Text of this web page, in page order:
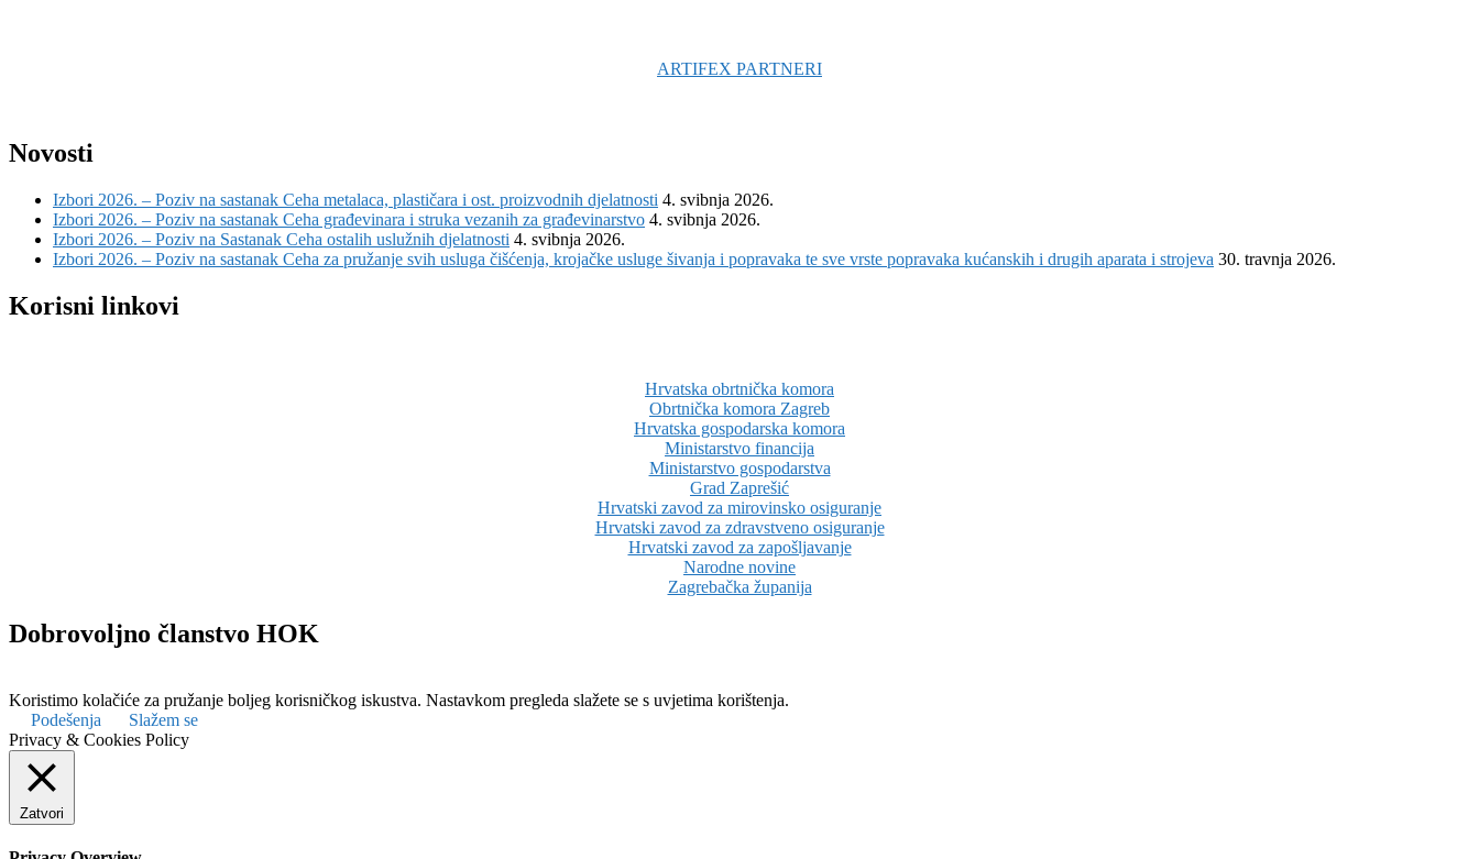
ARTIFEX PARTNERI
Novosti
Izbori 2026. – Poziv na sastanak Ceha metalaca, plastičara i ost. proizvodnih djelatnosti 4. svibnja 2026.
Izbori 2026. – Poziv na sastanak Ceha građevinara i struka vezanih za građevinarstvo 4. svibnja 2026.
Izbori 2026. – Poziv na Sastanak Ceha ostalih uslužnih djelatnosti 4. svibnja 2026.
Izbori 2026. – Poziv na sastanak Ceha za pružanje svih usluga čišćenja, krojačke usluge šivanja i popravaka te sve vrste popravaka kućanskih i drugih aparata i strojeva 30. travnja 2026.
Korisni linkovi
Hrvatska obrtnička komora
Obrtnička komora Zagreb
Hrvatska gospodarska komora
Ministarstvo financija
Ministarstvo gospodarstva
Grad Zaprešić
Hrvatski zavod za mirovinsko osiguranje
Hrvatski zavod za zdravstveno osiguranje
Hrvatski zavod za zapošljavanje
Narodne novine
Zagrebačka županija
Dobrovoljno članstvo HOK
Koristimo kolačiće za pružanje boljeg korisničkog iskustva. Nastavkom pregleda slažete se s uvjetima korištenja.
Podešenja
Slažem se
Privacy & Cookies Policy
Zatvori